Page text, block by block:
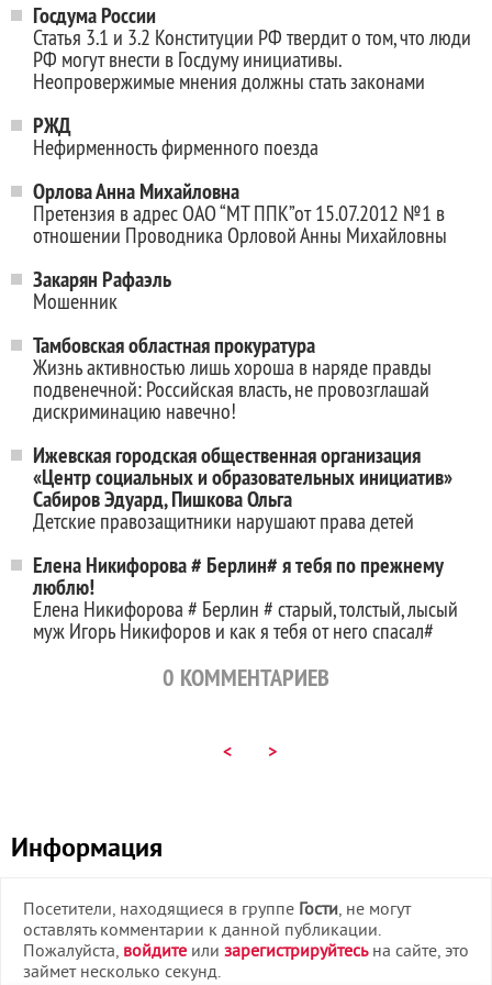
Госдума России
Статья 3.1 и 3.2 Конституции РФ твердит о том, что люди
РФ могут внести в Госдуму инициативы.
Неопровержимые мнения должны стать законами
РЖД
Нефирменность фирменного поезда
Орлова Анна Михайловна
Претензия в адрес ОАО “МТ ППК”от 15.07.2012 №1 в
отношении Проводника Орловой Анны Михайловны
Закарян Рафаэль
Мошенник
Тамбовская областная прокуратура
Жизнь активностью лишь хороша в наряде правды
подвенечной: Российская власть, не провозглашай
дискриминацию навечно!
Ижевская городская общественная организация
«Центр социальных и образовательных инициатив»
Сабиров Эдуард, Пишкова Ольга
Детские правозащитники нарушают права детей
Елена Никифорова # Берлин# я тебя по прежнему
люблю!
Елена Никифорова # Берлин # старый, толстый, лысый
муж Игорь Никифоров и как я тебя от него спасал#
0 КОММЕНТАРИЕВ
< >
Информация
Посетители, находящиеся в группе Гости, не могут
оставлять комментарии к данной публикации.
Пожалуйста, войдите или зарегистрируйтесьна сайте, это
займет несколько секунд.